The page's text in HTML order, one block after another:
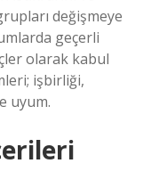
değişmeye
geçerli
olarak kabul
işbirliği,
uyum.